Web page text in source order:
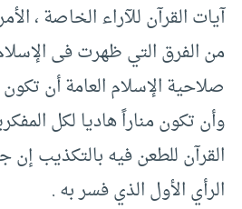
آيات القرآن للآراء الخاصة ،
من الفرق التي ظهرت فى الإسلام
صلاحية الإسلام العامة أن
وأن تكون مناراً هاديا لكل
القرآن للطعن فيه بالتكذيب
الرأي الأول الذي فسر به .‏